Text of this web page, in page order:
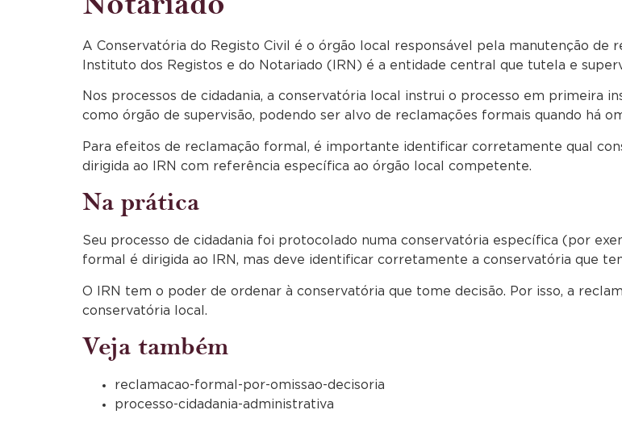
A Conservatória do Registo Civil é o órgão local responsável pela manutenção de
Instituto dos Registos e do Notariado (IRN) é a entidade central que tutela e
Nos processos de cidadania, a conservatória local instrui o processo em primeira
como órgão de supervisão, podendo ser alvo de reclamações formais quando há
Para efeitos de reclamação formal, é importante identificar corretamente qual
dirigida ao IRN com referência específica ao órgão local competente.
Na prática
Seu processo de cidadania foi protocolado numa conservatória específica (por
formal é dirigida ao IRN, mas deve identificar corretamente a conservatória que
O IRN tem o poder de ordenar à conservatória que tome decisão. Por isso, a
conservatória local.
Veja também
reclamacao-formal-por-omissao-decisoria
processo-cidadania-administrativa